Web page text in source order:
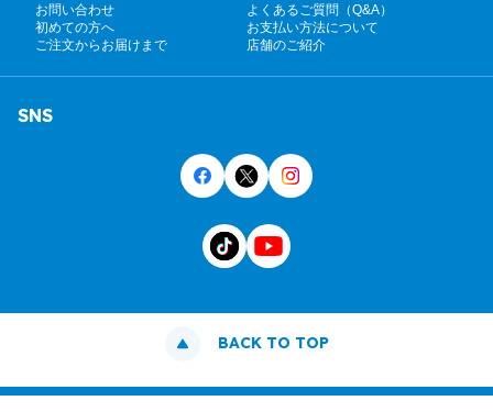
お問い合わせ
よくあるご質問（Q&A）
初めての方へ
お支払い方法について
ご注文からお届けまで
店舗のご紹介
SNS
BACK TO TOP